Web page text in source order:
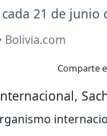
21 de
Bolivia.com
Comparte